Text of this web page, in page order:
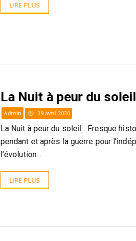
LIRE PLUS
La Nuit à peur du soleil
Admin 29 avril 2020
La Nuit à peur du soleil : Fresque
pendant et après la guerre pour
l’évolution…
LIRE PLUS